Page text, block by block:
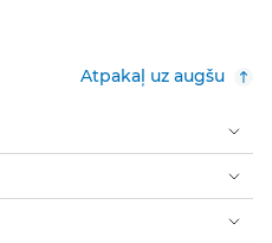
Atpakaļ uz augšu